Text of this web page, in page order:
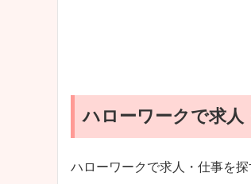
ハローワークで求人
ハローワークで求人・仕事を